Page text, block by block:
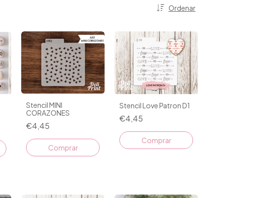
Ordenar
Stencil MINI
CORAZONES
€4,45
Stencil Love Patron D1
€4,45